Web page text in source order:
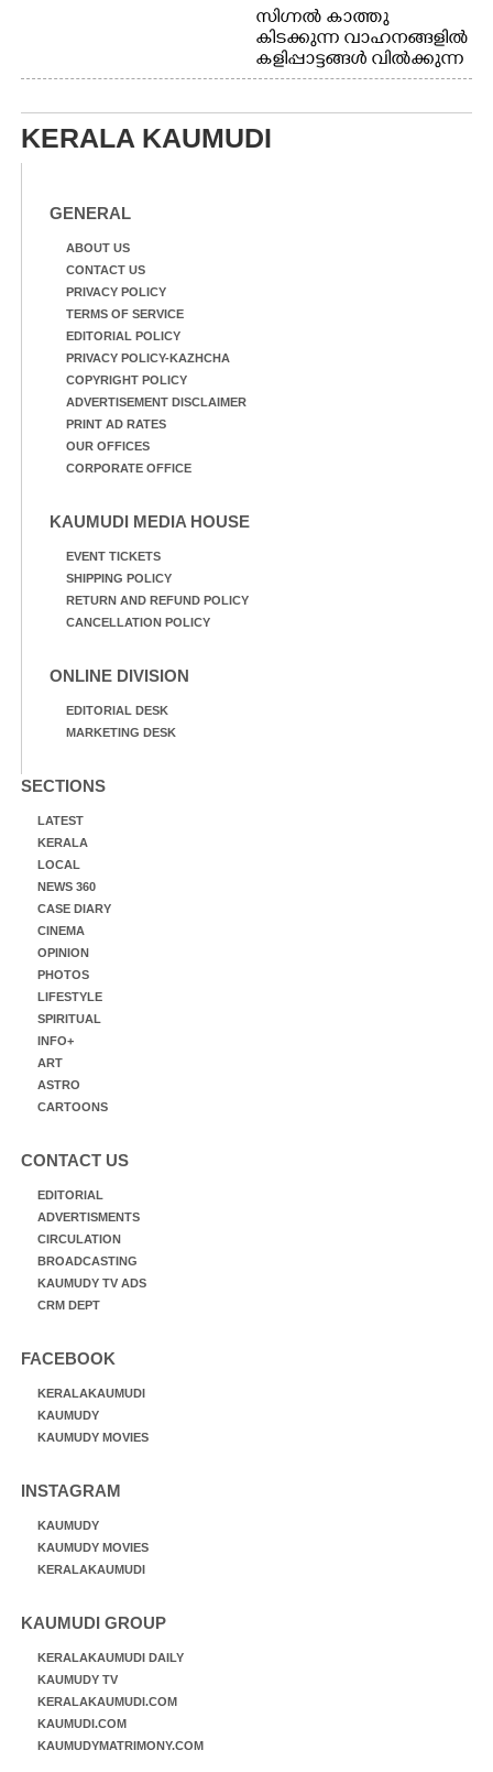
സിഗ്നൽ കാത്തു
കിടക്കുന്ന വാഹനങ്ങളിൽ
കളിപ്പാട്ടങ്ങൾ വിൽക്കുന്ന
നാടോടി യുവതി. ഇടപ്പള്ളി
KERALA KAUMUDI
GENERAL
ABOUT US
CONTACT US
PRIVACY POLICY
TERMS OF SERVICE
EDITORIAL POLICY
PRIVACY POLICY-KAZHCHA
COPYRIGHT POLICY
ADVERTISEMENT DISCLAIMER
PRINT AD RATES
OUR OFFICES
CORPORATE OFFICE
KAUMUDI MEDIA HOUSE
EVENT TICKETS
SHIPPING POLICY
RETURN AND REFUND POLICY
CANCELLATION POLICY
ONLINE DIVISION
EDITORIAL DESK
MARKETING DESK
SECTIONS
LATEST
KERALA
LOCAL
NEWS 360
CASE DIARY
CINEMA
OPINION
PHOTOS
LIFESTYLE
SPIRITUAL
INFO+
ART
ASTRO
CARTOONS
CONTACT US
EDITORIAL
ADVERTISMENTS
CIRCULATION
BROADCASTING
KAUMUDY TV ADS
CRM DEPT
FACEBOOK
KERALAKAUMUDI
KAUMUDY
KAUMUDY MOVIES
INSTAGRAM
KAUMUDY
KAUMUDY MOVIES
KERALAKAUMUDI
KAUMUDI GROUP
KERALAKAUMUDI DAILY
KAUMUDY TV
KERALAKAUMUDI.COM
KAUMUDI.COM
KAUMUDYMATRIMONY.COM